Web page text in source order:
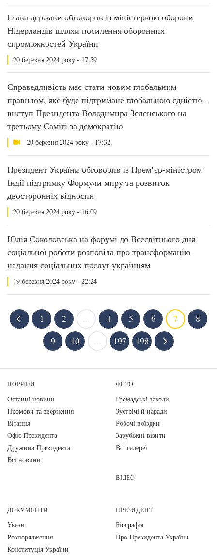
Глава держави обговорив із міністеркою оборони
Нідерландів шляхи посилення оборонних
спроможностей України
20 березня 2024 року - 17:59
Справедливість має стати новим глобальним
правилом, яке буде підтримане глобальною єдністю –
виступ Президента Володимира Зеленського на
третьому Саміті за демократію
20 березня 2024 року - 17:32
Президент України обговорив із Прем’єр-міністром
Індії підтримку Формули миру та розвиток
двосторонніх відносин
20 березня 2024 року - 16:09
Юлія Соколовська на форумі до Всесвітнього дня
соціальної роботи розповіла про трансформацію
надання соціальних послуг українцям
19 березня 2024 року - 22:24
1 2 4 5 6 7
8
9
10 197 198
НОВИНИ
Останні новини
Промови та звернення
Вiтання
Офіс Президента
Дружина Президента
Всі новини
ФОТО
Громадські заходи
Зустрічі й наради
Робочі поїздки
Зарубіжні візити
Всі галереї
ВІДЕО
ДОКУМЕНТИ
Укази
Розпорядження
Конституція України
ПРЕЗИДЕНТ
Біографія
Про Президента України